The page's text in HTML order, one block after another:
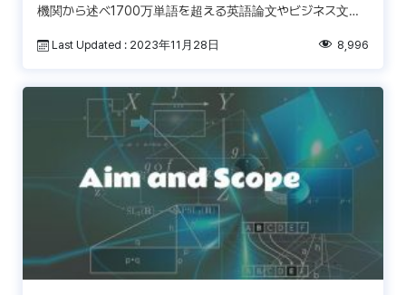
機関から述べ1700万単語を超える英語論文やビジネス文書
[…]Last Updated : 2023年11月28日 8,996